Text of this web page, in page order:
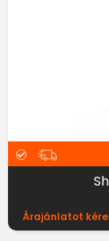
Árajánlatot